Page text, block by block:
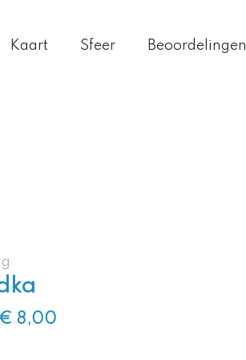
Kaart Sfeer Beoordelingen
€ 8,00